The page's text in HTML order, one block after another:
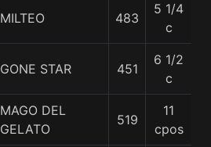
MILTEO 483
5 1/4
c
GONE STAR 451
6 1/2
c
MAGO DEL
GELATO
519
11
cpos